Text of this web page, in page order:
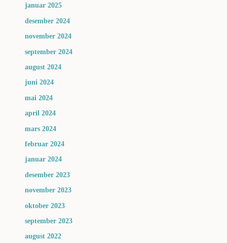
januar 2025
desember 2024
november 2024
september 2024
august 2024
juni 2024
mai 2024
april 2024
mars 2024
februar 2024
januar 2024
desember 2023
november 2023
oktober 2023
september 2023
august 2022